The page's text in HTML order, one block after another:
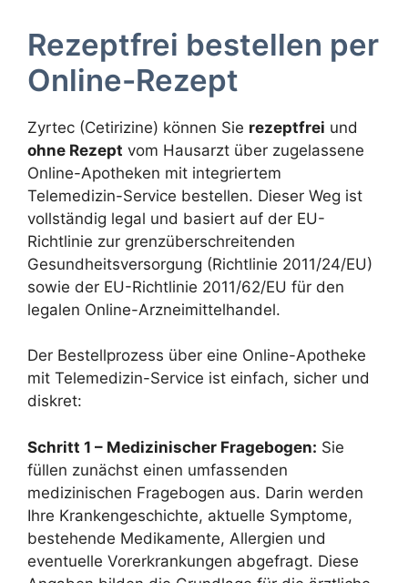
Rezeptfrei bestellen per
Online-Rezept
Zyrtec (Cetirizine) können Sie rezeptfrei und
ohne Rezept vom Hausarzt über zugelassene
Online-Apotheken mit integriertem
Telemedizin-Service bestellen. Dieser Weg ist
vollständig legal und basiert auf der EU-
Richtlinie zur grenzüberschreitenden
Gesundheitsversorgung (Richtlinie 2011/24/EU)
sowie der EU-Richtlinie 2011/62/EU für den
legalen Online-Arzneimittelhandel.
Der Bestellprozess über eine Online-Apotheke
mit Telemedizin-Service ist einfach, sicher und
diskret:
Schritt 1 – Medizinischer Fragebogen: Sie
füllen zunächst einen umfassenden
medizinischen Fragebogen aus. Darin werden
Ihre Krankengeschichte, aktuelle Symptome,
bestehende Medikamente, Allergien und
eventuelle Vorerkrankungen abgefragt. Diese